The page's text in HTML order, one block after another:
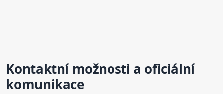
Kontaktní možnosti a oficiální
komunikace